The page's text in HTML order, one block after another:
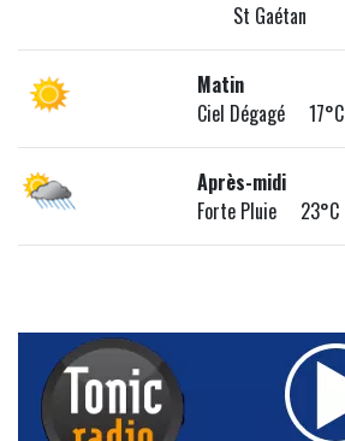
St Gaétan
Matin
Ciel Dégagé 17°C
Après-midi
Forte Pluie 23°C